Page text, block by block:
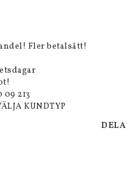
Fler betalsätt!
213
KUNDTYP
DELA